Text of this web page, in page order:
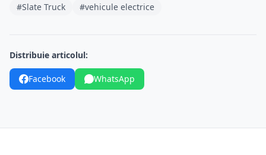
#Slate Truck
#vehicule electrice
Distribuie articolul:
Facebook WhatsApp